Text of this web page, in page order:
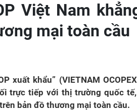
Việt Nam
mại toàn cầu
xuất khẩu” (VIETNAM
trực tiếp với thị trường quốc
bản đồ thương mại toàn cầu.